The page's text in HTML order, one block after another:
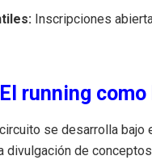
Inscripciones
running
se desarrolla bajo
divulgación de